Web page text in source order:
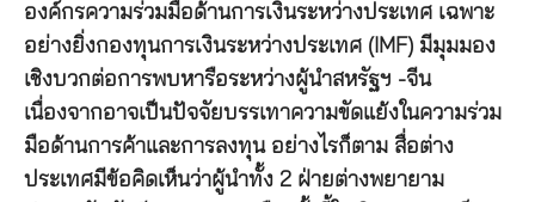
องค์กรความร่วมมือด้านการเงินระหว่างประเทศ เฉพาะ
อย่างยิ่งกองทุนการเงินระหว่างประเทศ (IMF) มีมุมมอง
เชิงบวกต่อการพบหารือระหว่างผู้นำสหรัฐฯ -จีน
เนื่องจากอาจเป็นปัจจัยบรรเทาความขัดแย้งในความร่วม
มือด้านการค้าและการลงทุน อย่างไรก็ตาม สื่อต่าง
ประเทศมีข้อคิดเห็นว่าผู้นำทั้ง 2 ฝ่ายต่างพยายาม